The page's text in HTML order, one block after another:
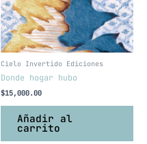
Cielo Invertido Ediciones
Donde hogar hubo
$15,000.00
Añadir al
carrito